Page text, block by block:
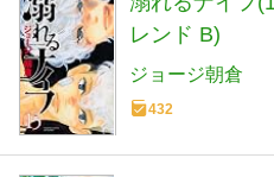
レンド B)
ジョージ朝倉
432